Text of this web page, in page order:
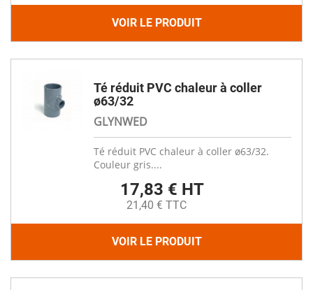
VOIR LE PRODUIT
Té réduit PVC chaleur à coller
ø63/32
GLYNWED
Té réduit PVC chaleur à coller ø63/32.
Couleur gris....
17,83 € HT
21,40 € TTC
VOIR LE PRODUIT